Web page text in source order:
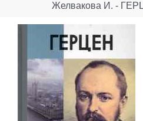
Желвакова И. -